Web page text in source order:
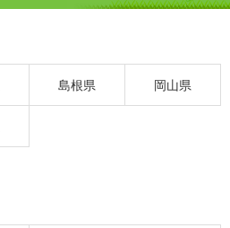
島根県 岡山県